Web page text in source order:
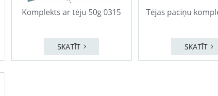
Komplekts ar tēju 50g 0315
SKATĪT
Tējas paciņu
SKATĪT